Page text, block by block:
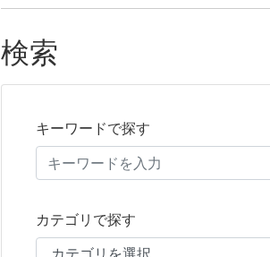
検索
キーワードで探す
カテゴリで探す